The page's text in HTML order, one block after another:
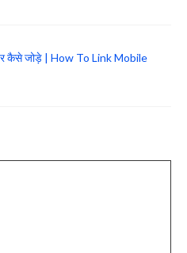
कैसे जोड़े | How To Link Mobile